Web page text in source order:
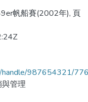
帆船賽(2002年), 頁
handle/987654321/
管理